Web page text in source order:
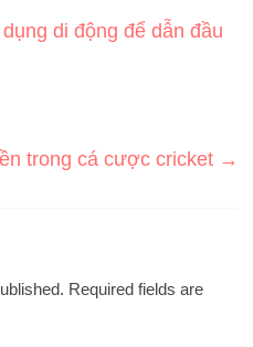
di động để dẫn đầu
trong cá cược cricket →
Required fields are